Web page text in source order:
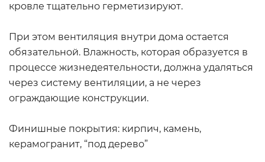
кровле тщательно герметизируют.
При этом вентиляция внутри дома остается
обязательной. Влажность, которая образуется в
процессе жизнедеятельности, должна удаляться
через систему вентиляции, а не через
ограждающие конструкции.
Финишные покрытия: кирпич, камень,
керамогранит, “под дерево”